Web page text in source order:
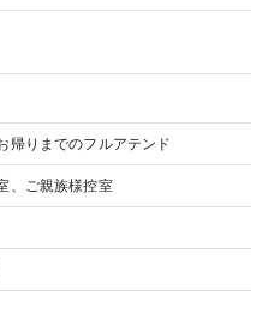
帰りまでのフルアテンド
、ご親族様控室